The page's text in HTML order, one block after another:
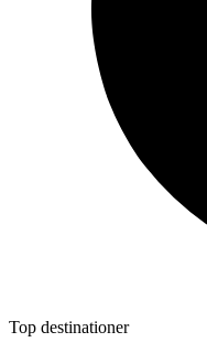
Top destinationer